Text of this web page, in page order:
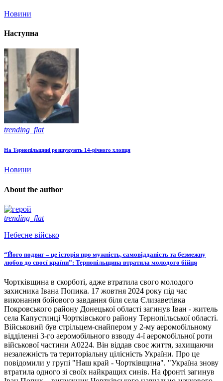
Новини
Наступна
trending_flat
На Тернопільщині розшукують 14-річного хлопця
Новини
About the author
trending_flat
Небесне військо
“Його подвиг – це історія про мужність, самовідданість та безмежну
любов до своєї країни”: Тернопільщина втратила молодого бійця
Чортківщина в скорботі, адже втратила свого молодого
захисника Івана Попика. 17 жовтня 2024 року під час
виконання бойового завдання біля села Єлизаветівка
Покровського району Донецької області загинув Іван - житель
села Капустинці Чортківського району Тернопільської області.
Військовий був стрільцем-снайпером у 2-му аеромобільному
відділенні 3-го аеромобільного взводу 4-ї аеромобільної роти
військової частини А0224. Він віддав своє життя, захищаючи
незалежність та територіальну цілісність України. Про це
повідомили у групі "Наш край - Чортківщина". "Україна знову
втратила одного зі своїх найкращих синів. На фронті загинув